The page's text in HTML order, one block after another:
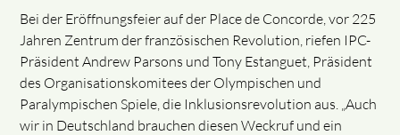
Bei der Eröffnungsfeier auf der Place de Concorde, vor 225
Jahren Zentrum der französischen Revolution, riefen IPC-
Präsident Andrew Parsons und Tony Estanguet, Präsident
des Organisationskomitees der Olympischen und
Paralympischen Spiele, die Inklusionsrevolution aus. „Auch
wir in Deutschland brauchen diesen Weckruf und ein